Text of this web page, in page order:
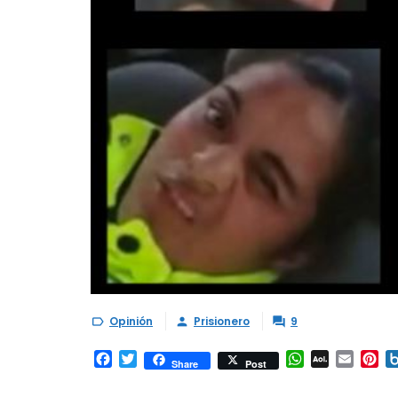
 Opinión  Prisionero  9
Facebook
TwitterShare Post WhatsApp
AOL Email